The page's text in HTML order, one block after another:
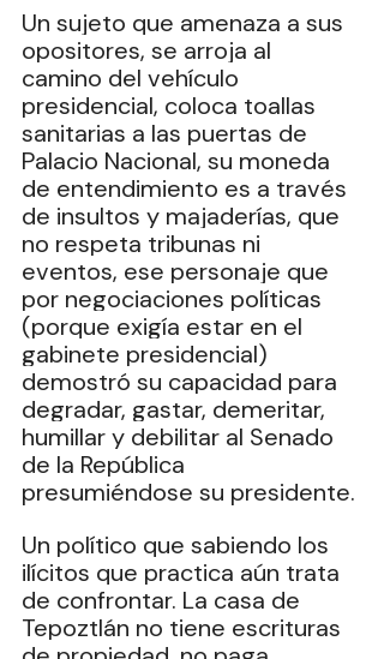
Un sujeto que amenaza a sus
opositores, se arroja al
camino del vehículo
presidencial, coloca toallas
sanitarias a las puertas de
Palacio Nacional, su moneda
de entendimiento es a través
de insultos y majaderías, que
no respeta tribunas ni
eventos, ese personaje que
por negociaciones políticas
(porque exigía estar en el
gabinete presidencial)
demostró su capacidad para
degradar, gastar, demeritar,
humillar y debilitar al Senado
de la República
presumiéndose su presidente.
Un político que sabiendo los
ilícitos que practica aún trata
de confrontar. La casa de
Tepoztlán no tiene escrituras